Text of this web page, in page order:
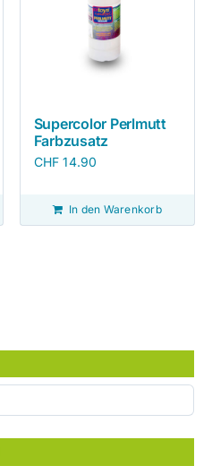
Supercolor Perlmutt
Farbzusatz
CHF 14.90
In den Warenkorb